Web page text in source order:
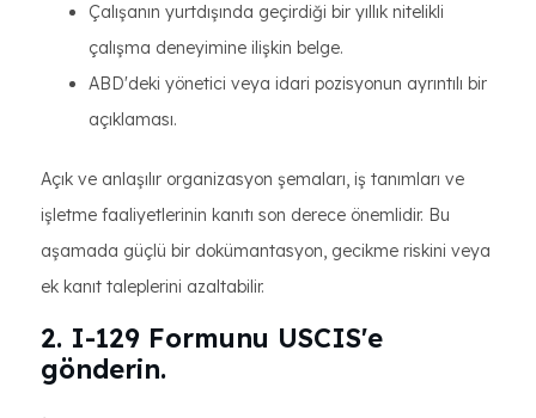
Çalışanın yurtdışında geçirdiği bir yıllık nitelikli
çalışma deneyimine ilişkin belge.
ABD'deki yönetici veya idari pozisyonun ayrıntılı bir
açıklaması.
Açık ve anlaşılır organizasyon şemaları, iş tanımları ve
işletme faaliyetlerinin kanıtı son derece önemlidir. Bu
aşamada güçlü bir dokümantasyon, gecikme riskini veya
ek kanıt taleplerini azaltabilir.
2. I-129 Formunu USCIS'e
gönderin.